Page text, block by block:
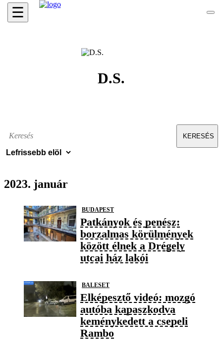
☰
D.S.
KERESÉS
2023. január
BUDAPEST
Patkányok és penész:
borzalmas körülmények
között élnek a Drégely
utcai ház lakói
BALESET
Elképesztő videó: mozgó
autóba kapaszkodva
keménykedett a csepeli
Rambo